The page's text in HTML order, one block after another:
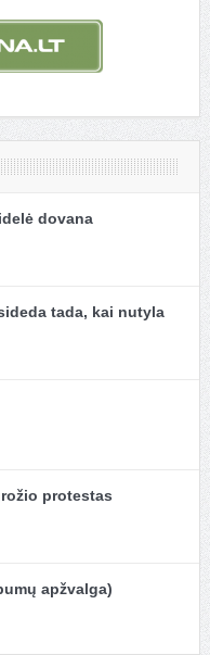
dovana
tada, kai nutyla
protestas
apžvalga)